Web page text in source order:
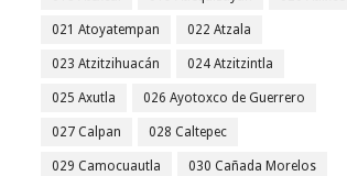
021 Atoyatempan 022 Atzala
023 Atzitzihuacán 024 Atzitzintla
025 Axutla 026 Ayotoxco de Guerrero
027 Calpan 028 Caltepec
029 Camocuautla 030 Cañada Morelos